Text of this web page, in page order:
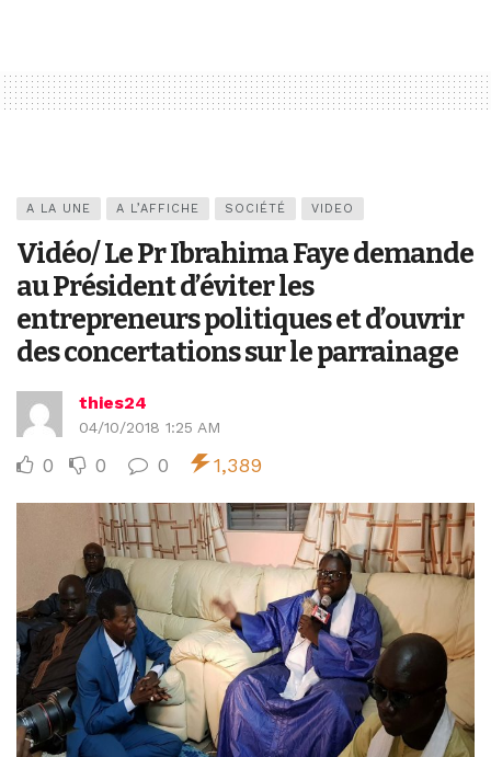
A LA UNE A L’AFFICHE SOCIÉTÉ VIDEO
Vidéo/ Le Pr Ibrahima Faye demande
au Président d’éviter les
entrepreneurs politiques et d’ouvrir
des concertations sur le parrainage
thies24
04/10/2018 1:25 AM
0 0 0 1,389